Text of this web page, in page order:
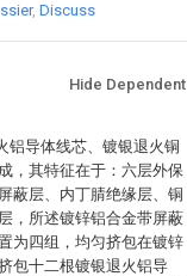
Discuss
Hide Dependent
铝导体线芯、镀银退火铜
，其特征在于：六层外保
蔽层、内丁腈绝缘层、铜
，所述镀锌铝合金带屏蔽
为四组，均匀挤包在镀锌
包十二根镀银退火铝导